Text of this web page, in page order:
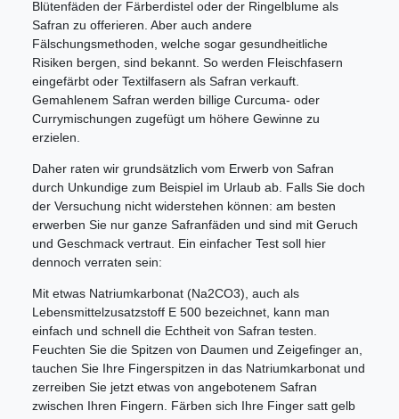
Blütenfäden der Färberdistel oder der Ringelblume als
Safran zu offerieren. Aber auch andere
Fälschungsmethoden, welche sogar gesundheitliche
Risiken bergen, sind bekannt. So werden Fleischfasern
eingefärbt oder Textilfasern als Safran verkauft.
Gemahlenem Safran werden billige Curcuma- oder
Currymischungen zugefügt um höhere Gewinne zu
erzielen.
Daher raten wir grundsätzlich vom Erwerb von Safran
durch Unkundige zum Beispiel im Urlaub ab. Falls Sie doch
der Versuchung nicht widerstehen können: am besten
erwerben Sie nur ganze Safranfäden und sind mit Geruch
und Geschmack vertraut. Ein einfacher Test soll hier
dennoch verraten sein:
Mit etwas Natriumkarbonat (Na2CO3), auch als
Lebensmittelzusatzstoff E 500 bezeichnet, kann man
einfach und schnell die Echtheit von Safran testen.
Feuchten Sie die Spitzen von Daumen und Zeigefinger an,
tauchen Sie Ihre Fingerspitzen in das Natriumkarbonat und
zerreiben Sie jetzt etwas von angebotenem Safran
zwischen Ihren Fingern. Färben sich Ihre Finger satt gelb